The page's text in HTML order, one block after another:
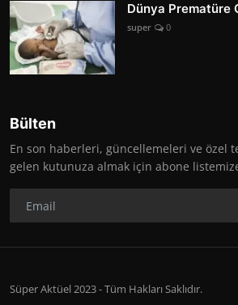
Dünya Prematüre
super 0
Bülten
En son haberleri, güncellemeleri ve özel
gelen kutunuza almak için abone
Süper Aktüel 2023 - Tüm Hakları Saklıdır.